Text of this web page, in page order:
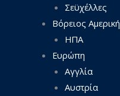
Σεϋχέλλες
Βόρειος Αμερική
ΗΠΑ
Ευρώπη
Αγγλία
Αυστρία